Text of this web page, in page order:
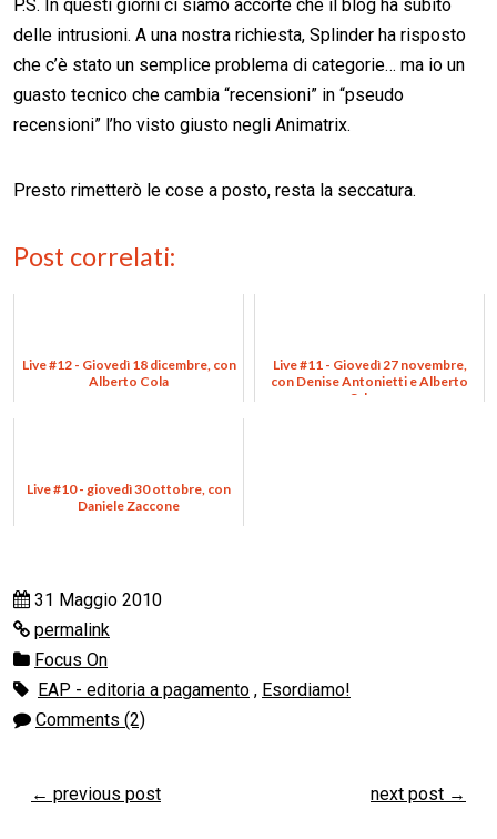
P.S. In questi giorni ci siamo accorte che il blog ha subito
delle intrusioni. A una nostra richiesta, Splinder ha risposto
che c’è stato un semplice problema di categorie… ma io un
guasto tecnico che cambia “recensioni” in “pseudo
recensioni” l’ho visto giusto negli Animatrix.
Presto rimetterò le cose a posto, resta la seccatura.
Post correlati:
Live #12 - Giovedì 18 dicembre, con
Alberto Cola
Live #11 - Giovedì 27 novembre,
con Denise Antonietti e Alberto
Odone
Live #10 - giovedì 30 ottobre, con
Daniele Zaccone
31 Maggio 2010
permalink
Focus On
EAP - editoria a pagamento , Esordiamo!
Comments (2)
← previous post next post →